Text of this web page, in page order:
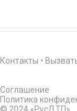
Контакты •
Соглашение
Политика
© 2024 «РусДТП»